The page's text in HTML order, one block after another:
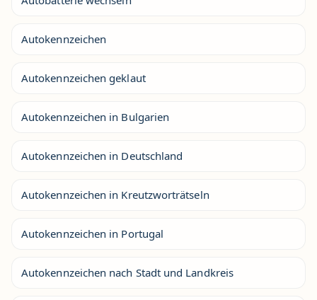
Autokennzeichen
Autokennzeichen geklaut
Autokennzeichen in Bulgarien
Autokennzeichen in Deutschland
Autokennzeichen in Kreutzworträtseln
Autokennzeichen in Portugal
Autokennzeichen nach Stadt und Landkreis